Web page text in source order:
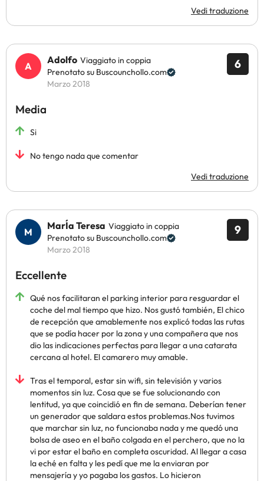
Vedi traduzione
6
Adolfo Viaggiato in coppia
Prenotato su Buscounchollo.com
Marzo 2018
Media
Si
No tengo nada que comentar
Vedi traduzione
9
MarÍa Teresa Viaggiato in coppia
Prenotato su Buscounchollo.com
Marzo 2018
Eccellente
Qué nos facilitaran el parking interior para resguardar el
coche del mal tiempo que hizo. Nos gustó también, El chico
de recepción que amablemente nos explicó todas las rutas
que se podía hacer por la zona y una compañera que nos
dio las indicaciones perfectas para llegar a una catarata
cercana al hotel. El camarero muy amable.
Tras el temporal, estar sin wifi, sin televisión y varios
momentos sin luz. Cosa que se fue solucionando con
lentitud, ya que coincidió en fin de semana. Deberían tener
un generador que saldara estos problemas.Nos tuvimos
que marchar sin luz, no funcionaba nada y me quedó una
bolsa de aseo en el baño colgada en el perchero, que no la
vi por estar el baño en completa oscuridad. Al llegar a casa
la eché en falta y les pedí que me la enviaran por
mensajería y yo pagaba los gastos. Lo hicieron